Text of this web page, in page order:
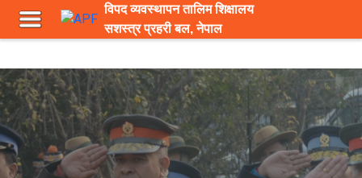
विपद व्यवस्थापन तालिम शिक्षालय
सशस्त्र प्रहरी बल, नेपाल